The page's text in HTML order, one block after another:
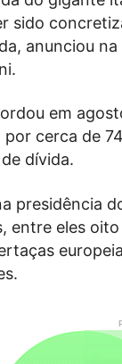
sido
anunciou
em
cerca de
dívida.
presidência
entre eles